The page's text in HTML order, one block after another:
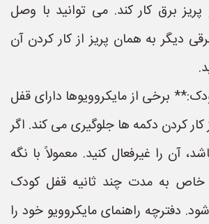
برق کار کند. می توانید با وصل
دیگر به همان پریز از کار کردن آن
برخی از مایکروویوها دارای قفل
کردن دکمه ها جلوگیری می کند. اگر
آن را غیرفعال کنید. معمولاً با نگه
به مدت چند ثانیه قفل کودک
دفترچه راهنمای مایکروویو خود را